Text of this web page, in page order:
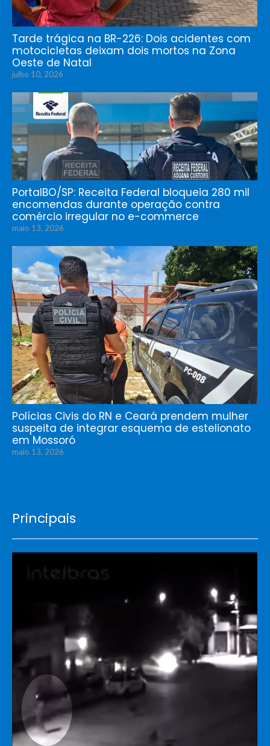
Tarde trágica na BR-226: Dois acidentes com
motocicletas deixam dois mortos na Zona
Oeste de Natal
julho 10, 2026
PortalBO/SP: Receita Federal bloqueia 280 mil
encomendas durante operação contra
comércio irregular no e-commerce
maio 13, 2026
Polícias Civis do RN e Ceará prendem mulher
suspeita de integrar esquema de estelionato
em Mossoró
maio 13, 2026
Principais